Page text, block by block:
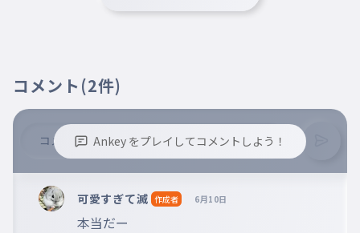
コメント (2件)
Ankey をプレイしてコメントしよう！
※コメントするには、ログインが必要です。
可愛すぎて滅 作成者 6月10日
本当だー